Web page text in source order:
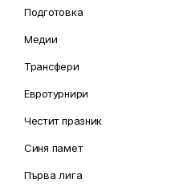
Подготовка
Медии
Трансфери
Евротурнири
Честит празник
Синя памет
Първа лига